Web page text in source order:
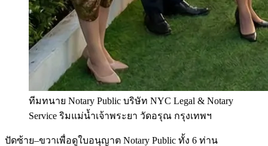
ทีมทนาย Notary Public บริษัท NYC Legal & Notary
Service ริมแม่น้ำเจ้าพระยา วัดอรุณ กรุงเทพฯ
ปัดซ้าย–ขวาเพื่อดูใบอนุญาต Notary Public ทั้ง 6 ท่าน